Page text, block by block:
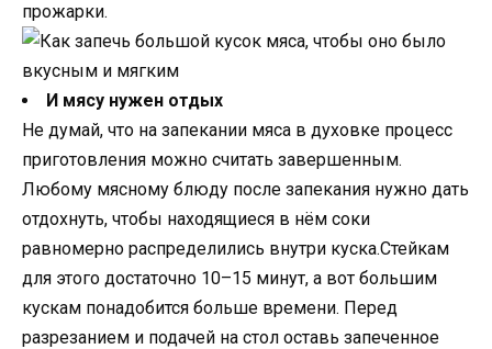
прожарки.
И мясу нужен отдых
Не думай, что на запекании мяса в духовке процесс
приготовления можно считать завершенным.
Любому мясному блюду после запекания нужно дать
отдохнуть, чтобы находящиеся в нём соки
равномерно распределились внутри куска.Стейкам
для этого достаточно 10–15 минут, а вот большим
кускам понадобится больше времени. Перед
разрезанием и подачей на стол оставь запеченное